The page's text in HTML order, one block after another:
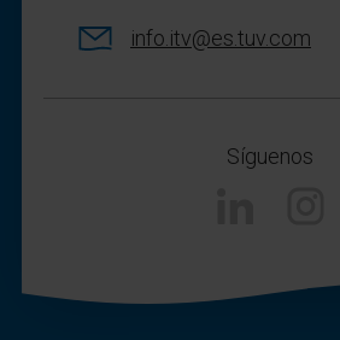
info.itv@es.tuv.com
Síguenos